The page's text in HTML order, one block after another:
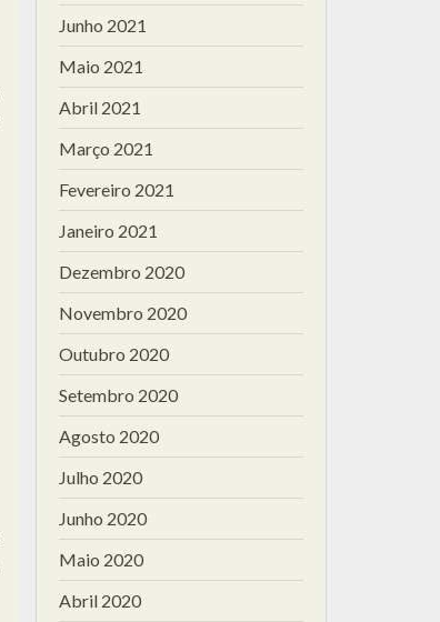
Junho 2021
Maio 2021
Abril 2021
Março 2021
Fevereiro 2021
Janeiro 2021
Dezembro 2020
Novembro 2020
Outubro 2020
Setembro 2020
Agosto 2020
Julho 2020
Junho 2020
Maio 2020
Abril 2020